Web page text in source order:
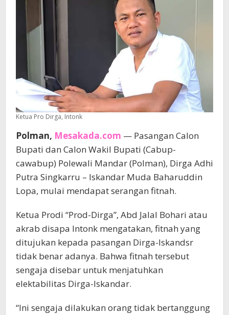
Ketua Pro Dirga, Intonk
Polman, Mesakada.com — Pasangan Calon
Bupati dan Calon Wakil Bupati (Cabup-
cawabup) Polewali Mandar (Polman), Dirga Adhi
Putra Singkarru – Iskandar Muda Baharuddin
Lopa, mulai mendapat serangan fitnah.
Ketua Prodi “Prod-Dirga”, Abd Jalal Bohari atau
akrab disapa Intonk mengatakan, fitnah yang
ditujukan kepada pasangan Dirga-Iskandsr
tidak benar adanya. Bahwa fitnah tersebut
sengaja disebar untuk menjatuhkan
elektabilitas Dirga-Iskandar.
“Ini sengaja dilakukan orang tidak bertanggung